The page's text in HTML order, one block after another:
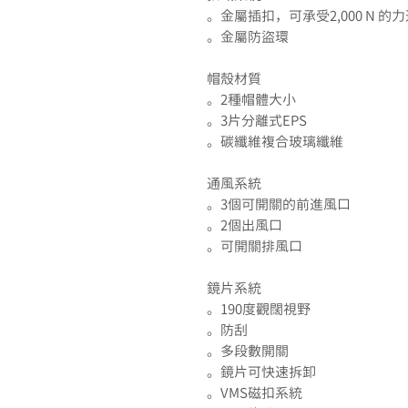
。金屬插扣，可承受2,000 N 的
。金屬防盜環
帽殼材質
。2種帽體大小
。3片分離式EPS
。碳纖維複合玻璃纖維
通風系統
。3個可開關的前進風口
。2個出風口
。可開關排風口
鏡片系統
。190度觀闊視野
。防刮
。多段數開關
。鏡片可快速拆卸
。VMS磁扣系統